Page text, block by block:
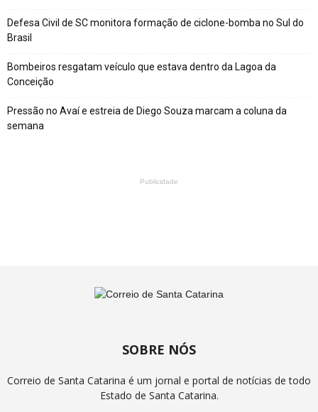
Defesa Civil de SC monitora formação de ciclone-bomba no Sul do
Brasil
Bombeiros resgatam veículo que estava dentro da Lagoa da
Conceição
Pressão no Avaí e estreia de Diego Souza marcam a coluna da
semana
Publicidade
SOBRE NÓS
Correio de Santa Catarina é um jornal e portal de notícias de todo
Estado de Santa Catarina.